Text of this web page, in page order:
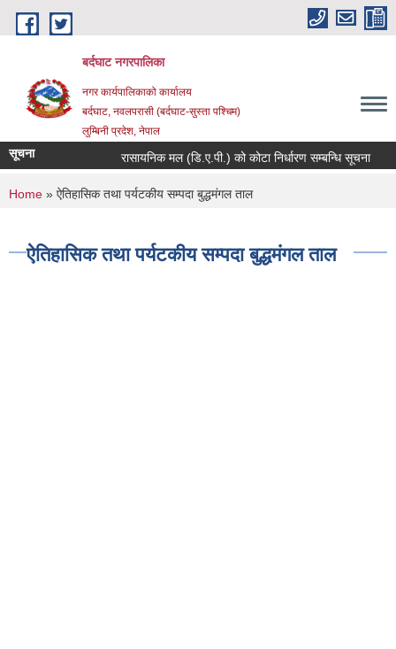
Skip to main content
बर्दघाट नगरपालिका
नगर कार्यपालिकाको कार्यालय
बर्दघाट, नवलपरासी (बर्दघाट-सुस्ता पश्चिम)
लुम्बिनी प्रदेश, नेपाल
सूचना रासायनिक मल (डि.ए.पी.) को कोटा निर्धारण सम्बन्धि सूचना
You are here
Home » ऐतिहासिक तथा पर्यटकीय सम्पदा बुद्धमंगल ताल
ऐतिहासिक तथा पर्यटकीय सम्पदा बुद्धमंगल ताल